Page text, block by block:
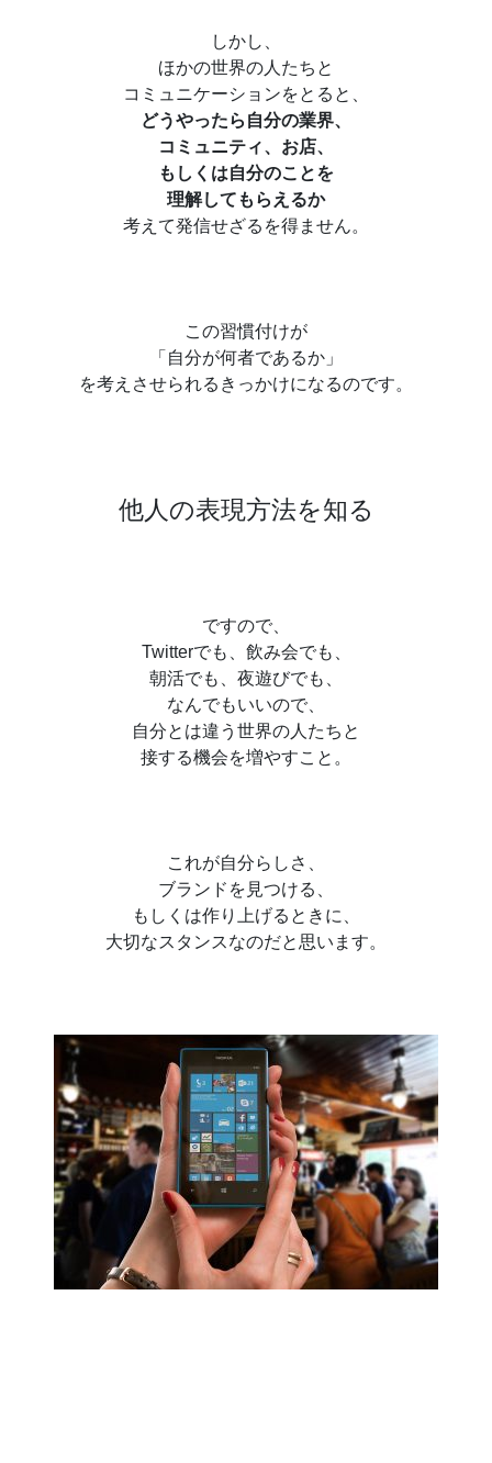
しかし、
ほかの世界の人たちと
コミュニケーションをとると、
どうやったら自分の業界、
コミュニティ、お店、
もしくは自分のことを
理解してもらえるか
考えて発信せざるを得ません。
この習慣付けが
「自分が何者であるか」
を考えさせられるきっかけになるのです。
他人の表現方法を知る
ですので、
Twitterでも、飲み会でも、
朝活でも、夜遊びでも、
なんでもいいので、
自分とは違う世界の人たちと
接する機会を増やすこと。
これが自分らしさ、
ブランドを見つける、
もしくは作り上げるときに、
大切なスタンスなのだと思います。